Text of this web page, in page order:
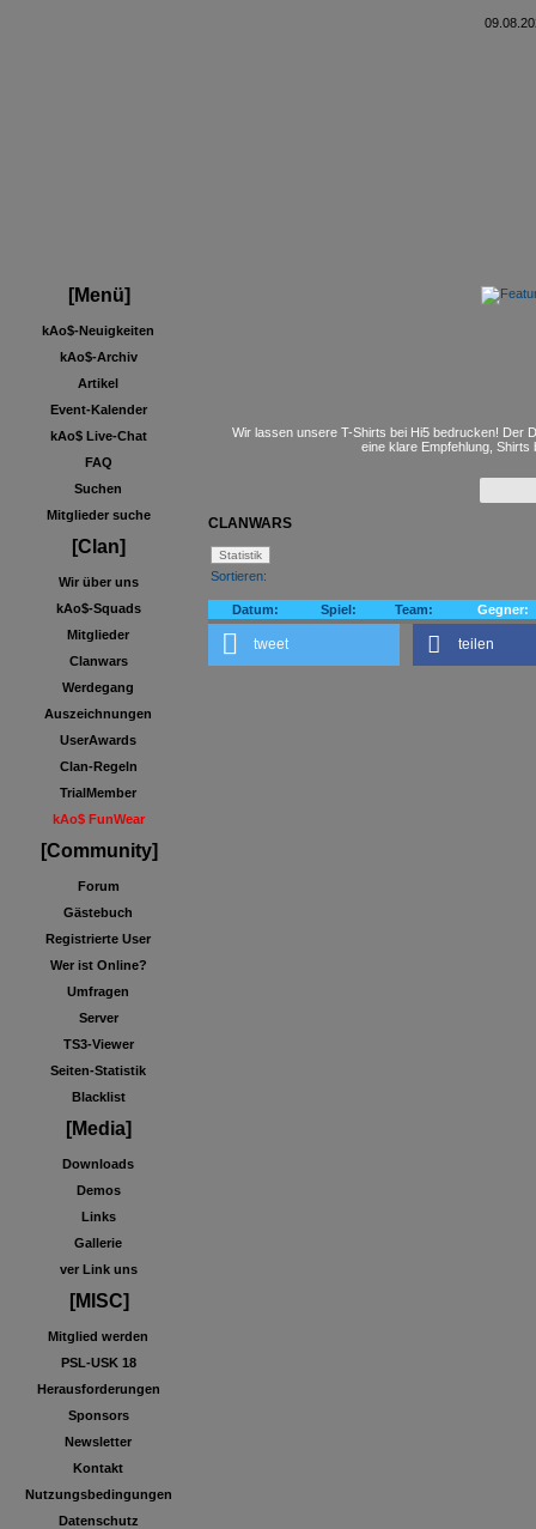
[Menü]
kAo$-Neuigkeiten
kAo$-Archiv
Artikel
Event-Kalender
kAo$ Live-Chat
FAQ
Suchen
Mitglieder suche
[Clan]
Wir über uns
kAo$-Squads
Mitglieder
Clanwars
Werdegang
Auszeichnungen
UserAwards
Clan-Regeln
TrialMember
kAo$ FunWear
[Community]
Forum
Gästebuch
Registrierte User
Wer ist Online?
Umfragen
Server
TS3-Viewer
Seiten-Statistik
Blacklist
[Media]
Downloads
Demos
Links
Gallerie
ver Link uns
[MISC]
Mitglied werden
PSL-USK 18
Herausforderungen
Sponsors
Newsletter
Kontakt
Nutzungsbedingungen
Datenschutz
Wir lassen unsere T-Shirts bei Hi5 bedrucken! Der
eine klare Empfehlung,
CLANWARS
Sortieren:
Datum: Spiel: Team: Gegner:
tweet teilen